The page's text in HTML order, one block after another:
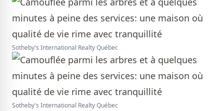
Sotheby's International Realty Québec
Sotheby's International Realty Québec